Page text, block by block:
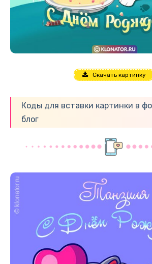
Скачать картинку
Коды для вставки картинки в
блог